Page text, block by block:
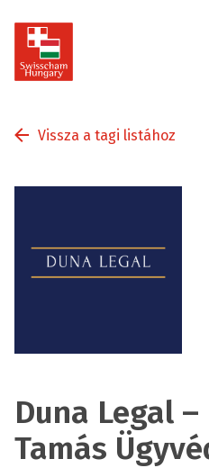
Vissza a tagi listához
Duna Legal
Tamás